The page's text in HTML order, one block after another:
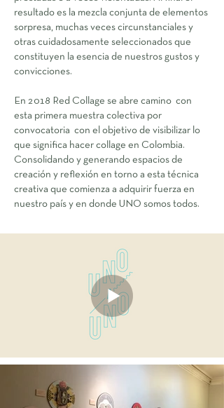
resultado es la mezcla conjunta de elementos
sorpresa, muchas veces circunstanciales y
otras cuidadosamente seleccionados que
constituyen la esencia de nuestros gustos y
convicciones.
En 2018 Red Collage se abre camino con
esta primera muestra colectiva por
convocatoria con el objetivo de visibilizar lo
que significa hacer collage en Colombia.
Consolidando y generando espacios de
creación y reflexión en torno a esta técnica
creativa que comienza a adquirir fuerza en
nuestro país y en donde UNO somos todos.